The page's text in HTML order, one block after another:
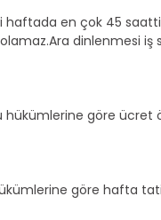
haftada en çok 45
dinlenmesi iş
hükümlerine göre
göre hafta